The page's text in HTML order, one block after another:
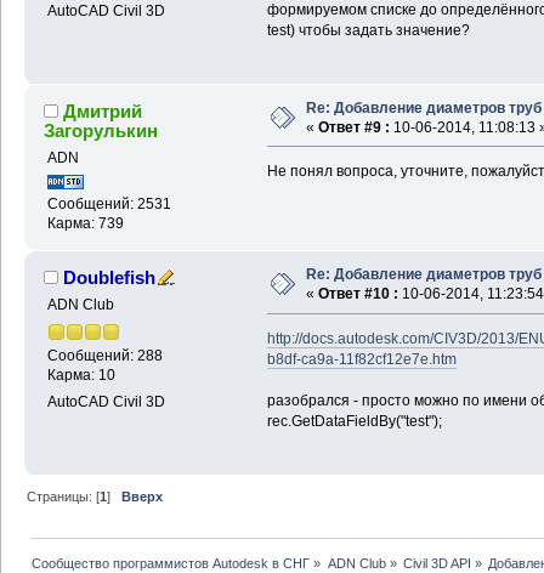
AutoCAD Civil 3D
формируемом списке до
test) чтобы задать значение?
Дмитрий
Загорулькин
ADN
Сообщений: 2531
Карма: 739
Re: Добавление диаметров труб
« Ответ #9 : 10-06-2014, 11:08:13
Не понял вопроса, уточните,
Doublefish
ADN Club
Сообщений: 288
Карма: 10
AutoCAD Civil 3D
Re: Добавление диаметров труб
« Ответ #10 : 10-06-2014,
http://docs.autodesk.com/CIV3D/2013/
b8df-ca9a-11f82cf12e7e.htm
разобрался - просто можно по имени
rec.GetDataFieldBy("test");
Страницы: [1]Вверх
Сообщество программистов Autodesk в СНГ » ADN Club» Civil 3D API »